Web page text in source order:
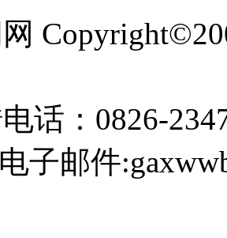
话：0826-
子邮件